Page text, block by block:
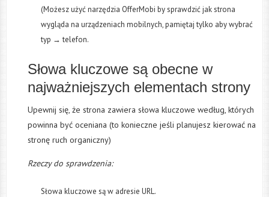
(Możesz użyć narzędzia OfferMobi by sprawdzić jak strona
wygląda na urządzeniach mobilnych, pamiętaj tylko aby wybrać
typ → telefon.
Słowa kluczowe są obecne w
najważniejszych elementach strony
Upewnij się, że strona zawiera słowa kluczowe według, których
powinna być oceniana (to konieczne jeśli planujesz kierować na
stronę ruch organiczny)
Rzeczy do sprawdzenia:
Słowa kluczowe są w adresie URL.